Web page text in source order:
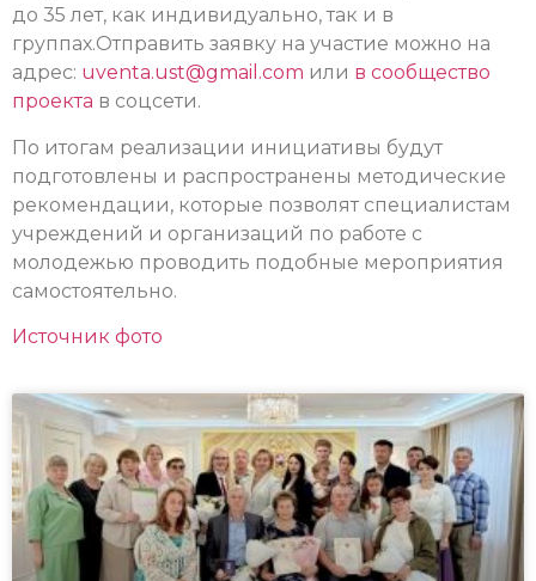
до 35 лет, как индивидуально, так и в
группах.Отправить заявку на участие можно на
адрес: uventa.ust@gmail.com или в сообщество
проекта в соцсети.
По итогам реализации инициативы будут
подготовлены и распространены методические
рекомендации, которые позволят специалистам
учреждений и организаций по работе с
молодежью проводить подобные мероприятия
самостоятельно.
Источник фото